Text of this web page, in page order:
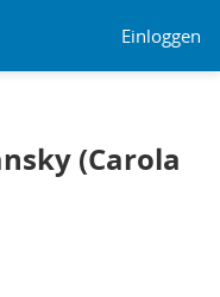
Einloggen
(Carola